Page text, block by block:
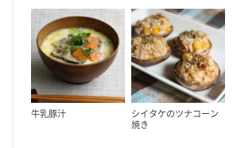
牛乳豚汁
シイタケのツナコーン
焼き